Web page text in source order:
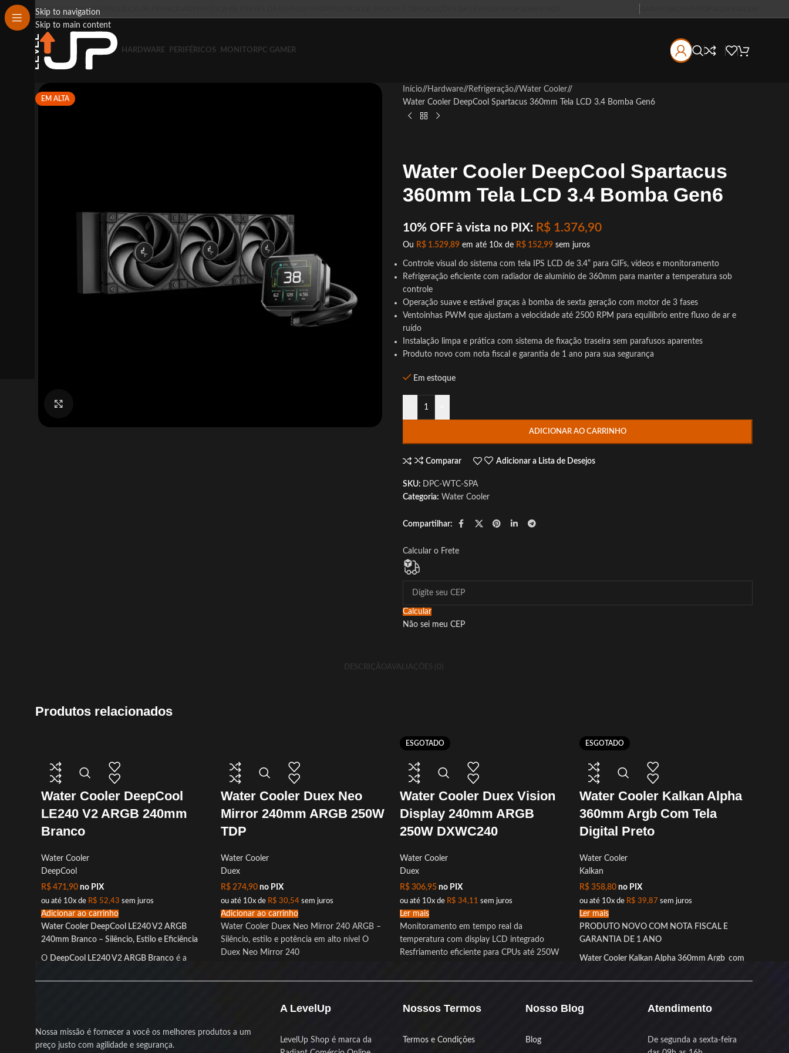
Skip to navigation
Skip to main content
TERMOS E CONDIÇÕES
HARDWARE PERIFÉRICOS MONITOR PC GAMER
EM ALTA
Início/ Hardware/ Refrigeração/ Water Cooler/
Water Cooler DeepCool Spartacus 360mm Tela LCD 3.4 Bomba Gen6
Water Cooler DeepCool Spartacus
360mm Tela LCD 3.4 Bomba Gen6
10% OFF à vista no PIX: R$1.376,90
Ou R$1.529,89em até 10x de R$152,99sem juros
Controle visual do sistema com tela IPS LCD de 3.4” para GIFs, vídeos e monitoramento
Refrigeração eficiente com radiador de alumínio de 360mm para manter a temperatura sob
controle
Operação suave e estável graças à bomba de sexta geração com motor de 3 fases
Ventoinhas PWM que ajustam a velocidade até 2500 RPM para equilíbrio entre fluxo de ar e
ruído
Instalação limpa e prática com sistema de fixação traseira sem parafusos aparentes
Produto novo com nota fiscal e garantia de 1 ano para sua segurança
Em estoque
ADICIONAR AO CARRINHO
Comparar Adicionar a Lista de Desejos
SKU: DPC-WTC-SPA
Categoria: Water Cooler
Compartilhar:
Calcular o Frete
Calcular
Não sei meu CEP
DESCRIÇÃO AVALIAÇÕES (0)
Produtos relacionados
Water Cooler DeepCool
LE240 V2 ARGB 240mm
Branco
Water Cooler
DeepCool
R$ 471,90 no PIX
ou até 10x de R$ 52,43 sem juros
Adicionar ao carrinho
Water Cooler DeepCool LE240 V2 ARGB
240mm Branco – Silêncio, Estilo e Eficiência
O DeepCool LE240 V2 ARGB Branco é a
fique em temperaturas ideais enquanto o seu
PC brilha com estilo.
Water Cooler Duex Neo
Mirror 240mm ARGB 250W
TDP
Water Cooler
Duex
R$274,90no PIX
ou até 10x de R$ 30,54sem juros
Adicionar ao carrinho
Water Cooler Duex Neo Mirror 240 ARGB –
Silêncio, estilo e potência em alto nível O
Duex Neo Mirror 240
ESGOTADO
Water Cooler Duex Vision
Display 240mm ARGB
250W DXWC240
Water Cooler
Duex
R$ 306,95 no PIX
ou até 10x de R$ 34,11 sem juros
Ler mais
Monitoramento em tempo real da
temperatura com display LCD integrado
Resfriamento eficiente para CPUs até 250W
Ventoinhas de 120mm com controle PWM
com principais softwares do mercado
ESGOTADO
Water Cooler Kalkan Alpha
360mm Argb Com Tela
Digital Preto
Water Cooler
Kalkan
R$358,80no PIX
ou até 10x de R$ 39,87 sem juros
Ler mais
PRODUTO NOVO COM NOTA FISCAL E
GARANTIA DE 1 ANO
Water Cooler Kalkan Alpha 360mm Argb com
O Alpha 360 ARGB chegou pra quem leva o
setup a serio. Com
temperatura do processador em tempo real,
Nossa missão é fornecer a você os melhores produtos a um
preço justo com agilidade e segurança.
A LevelUp
LevelUp Shop é marca da
Nossos Termos
Termos e Condições
Nosso Blog
Blog
Atendimento
De segunda a sexta-feira